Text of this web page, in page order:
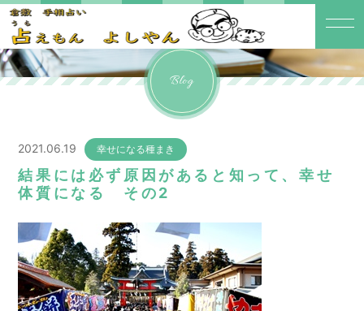
Blog
2021.06.19 幸せになる種まき
結果には必ず原因があると知って、幸せ
体質になる その2